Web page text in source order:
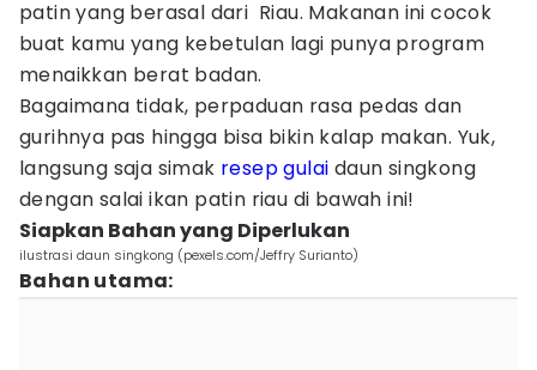
patin yang berasal dari Riau. Makanan ini cocok
buat kamu yang kebetulan lagi punya program
menaikkan berat badan.
Bagaimana tidak, perpaduan rasa pedas dan
gurihnya pas hingga bisa bikin kalap makan. Yuk,
langsung saja simak resep gulai daun singkong
dengan salai ikan patin riau di bawah ini!
Siapkan Bahan yang Diperlukan
ilustrasi daun singkong (pexels.com/Jeffry Surianto)
Bahan utama: